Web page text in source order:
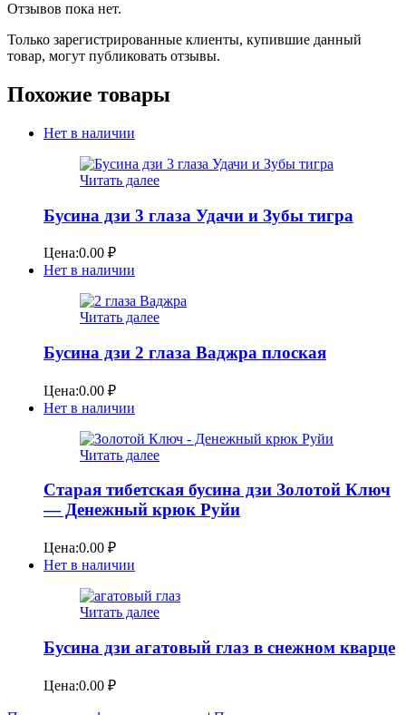
Отзывов пока нет.
Только зарегистрированные клиенты, купившие данный
товар, могут публиковать отзывы.
Похожие товары
Нет в наличии
Читать далее
Бусина дзи 3 глаза Удачи и Зубы тигра
Цена:0.00 ₽
Нет в наличии
Читать далее
Бусина дзи 2 глаза Ваджра плоская
Цена:0.00 ₽
Нет в наличии
Читать далее
Старая тибетская бусина дзи Золотой Ключ
— Денежный крюк Руйи
Цена:0.00 ₽
Нет в наличии
Читать далее
Бусина дзи агатовый глаз в снежном кварце
Цена:0.00 ₽